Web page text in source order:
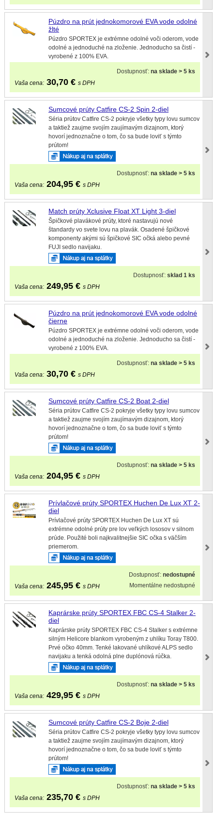
Púzdro na prút jednokomorové EVA vode odolné
žlté
Púzdro SPORTEX je extrémne odolné voči oderom, vode
odolné a jednoduché na zloženie. Jednoducho sa čistí -
vyrobené z 100% EVA.
Dostupnosť:na sklade > 5 ks
Vaša cena: 30,70 € s DPH
Sumcové prúty Catfire CS-2 Spin 2-diel
Séria prútov Catfire CS-2 pokryje všetky typy lovu sumcov
a taktiež zaujme svojím zaujímavým dizajnom, ktorý
hovorí jednoznačne o tom, čo sa bude loviť s týmto
prútom!
Dostupnosť:na sklade > 5 ks
Vaša cena: 204,95 € s DPH
Match prúty Xclusive Float XT Light 3-diel
Špičkové plavákové prúty, ktoré nastavujú nové
štandardy vo svete lovu na plavák. Osadené špičkové
komponenty akými sú špičkové SIC očká alebo pevné
FUJI sedlo navijaku.
Dostupnosť:sklad 1 ks
Vaša cena: 249,95 € s DPH
Púzdro na prút jednokomorové EVA vode odolné
čierne
Púzdro SPORTEX je extrémne odolné voči oderom, vode
odolné a jednoduché na zloženie. Jednoducho sa čistí -
vyrobené z 100% EVA.
Dostupnosť:na sklade > 5 ks
Vaša cena: 30,70 € s DPH
Sumcové prúty Catfire CS-2 Boat 2-diel
Séria prútov Catfire CS-2 pokryje všetky typy lovu sumcov
a taktiež zaujme svojím zaujímavým dizajnom, ktorý
hovorí jednoznačne o tom, čo sa bude loviť s týmto
prútom!
Dostupnosť:na sklade > 5 ks
Vaša cena: 204,95 € s DPH
Prívlačové prúty SPORTEX Huchen De Lux XT 2-
diel
Prívlačové prúty SPORTEX Huchen De Lux XT sú
extrémne odolné prúty pre lov veľkých lososov v silnom
prúde. Použité boli najkvalitnejšie SIC očka s väčším
priemerom.
Dostupnosť:nedostupné
Vaša cena: 245,95 € s DPH Momentálne nedostupné
Kaprárske prúty SPORTEX FBC CS-4 Stalker 2-
diel
Kaprárske prúty SPORTEX FBC CS-4 Stalker s extrémne
silným Helicore blankom vyrobeným z uhlíku Toray T800.
Prvé očko 40mm. Tenké lakované uhlíkové ALPS sedlo
navijaku a tenká odolná plne duplónová rúčka.
Dostupnosť:na sklade > 5 ks
Vaša cena: 429,95 € s DPH
Sumcové prúty Catfire CS-2 Boje 2-diel
Séria prútov Catfire CS-2 pokryje všetky typy lovu sumcov
a taktiež zaujme svojím zaujímavým dizajnom, ktorý
hovorí jednoznačne o tom, čo sa bude loviť s týmto
prútom!
Dostupnosť:na sklade > 5 ks
Vaša cena: 235,70 € s DPH